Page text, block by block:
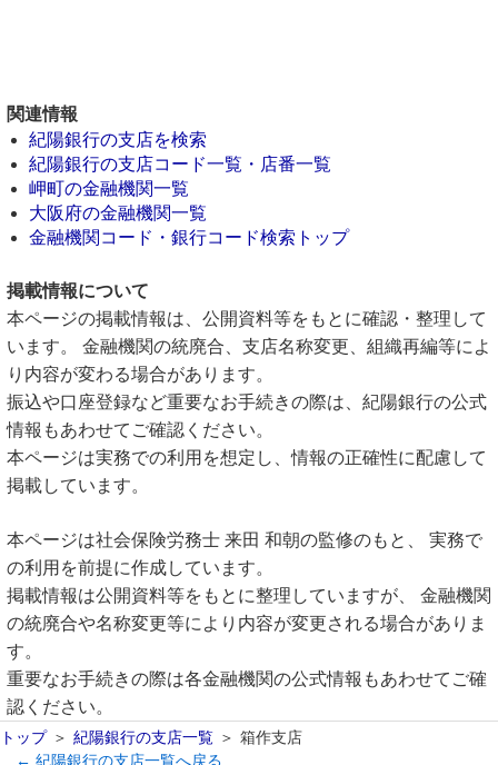
関連情報
紀陽銀行の支店を検索
紀陽銀行の支店コード一覧・店番一覧
岬町の金融機関一覧
大阪府の金融機関一覧
金融機関コード・銀行コード検索トップ
掲載情報について
本ページの掲載情報は、公開資料等をもとに確認・整理して
います。 金融機関の統廃合、支店名称変更、組織再編等によ
り内容が変わる場合があります。
振込や口座登録など重要なお手続きの際は、紀陽銀行の公式
情報もあわせてご確認ください。
本ページは実務での利用を想定し、情報の正確性に配慮して
掲載しています。
本ページは社会保険労務士 来田 和朝の監修のもと、 実務で
の利用を前提に作成しています。
掲載情報は公開資料等をもとに整理していますが、 金融機関
の統廃合や名称変更等により内容が変更される場合がありま
す。
重要なお手続きの際は各金融機関の公式情報もあわせてご確
認ください。
トップ 紀陽銀行の支店一覧
箱作支店
← 紀陽銀行の支店一覧へ戻る